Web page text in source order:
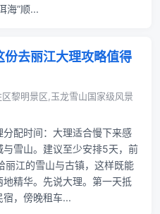
海”顺...
去丽江大理攻略值得
黎明景区,玉龙雪山国家级风景
配时间：大理适合慢下来感
雪山。建议至少安排5天，前
丽江的雪山与古镇，这样既能
精华。先说大理。第一天抵
，傍晚租车...